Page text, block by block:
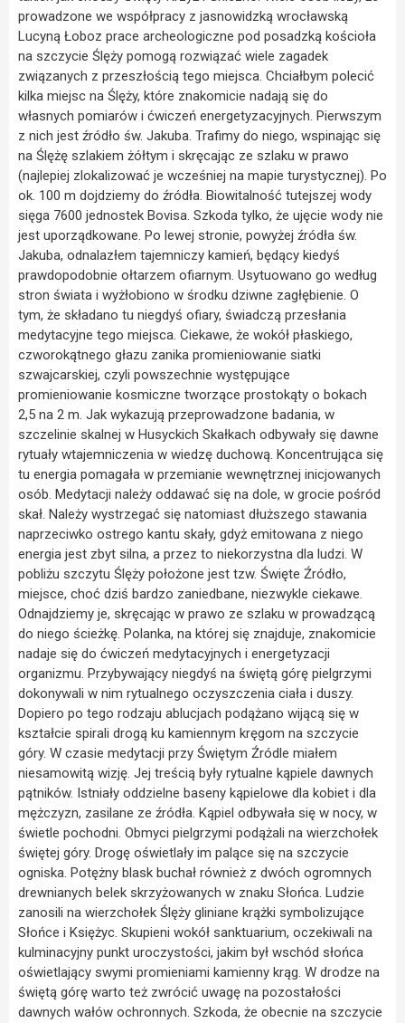
prowadzone we współpracy z jasnowidzką wrocławską
Lucyną Łoboz prace archeologiczne pod posadzką kościoła
na szczycie Ślęży pomogą rozwiązać wiele zagadek
związanych z przeszłością tego miejsca. Chciałbym polecić
kilka miejsc na Ślęży, które znakomicie nadają się do
własnych pomiarów i ćwiczeń energetyzacyjnych. Pierwszym
z nich jest źródło św. Jakuba. Trafimy do niego, wspinając się
na Ślężę szlakiem żółtym i skręcając ze szlaku w prawo
(najlepiej zlokalizować je wcześniej na mapie turystycznej). Po
ok. 100 m dojdziemy do źródła. Biowitalność tutejszej wody
sięga 7600 jednostek Bovisa. Szkoda tylko, że ujęcie wody nie
jest uporządkowane. Po lewej stronie, powyżej źródła św.
Jakuba, odnalazłem tajemniczy kamień, będący kiedyś
prawdopodobnie ołtarzem ofiarnym. Usytuowano go według
stron świata i wyżłobiono w środku dziwne zagłębienie. O
tym, że składano tu niegdyś ofiary, świadczą przesłania
medytacyjne tego miejsca. Ciekawe, że wokół płaskiego,
czworokątnego głazu zanika promieniowanie siatki
szwajcarskiej, czyli powszechnie występujące
promieniowanie kosmiczne tworzące prostokąty o bokach
2,5 na 2 m. Jak wykazują przeprowadzone badania, w
szczelinie skalnej w Husyckich Skałkach odbywały się dawne
rytuały wtajemniczenia w wiedzę duchową. Koncentrująca się
tu energia pomagała w przemianie wewnętrznej inicjowanych
osób. Medytacji należy oddawać się na dole, w grocie pośród
skał. Należy wystrzegać się natomiast dłuższego stawania
naprzeciwko ostrego kantu skały, gdyż emitowana z niego
energia jest zbyt silna, a przez to niekorzystna dla ludzi. W
pobliżu szczytu Ślęży położone jest tzw. Święte Źródło,
miejsce, choć dziś bardzo zaniedbane, niezwykle ciekawe.
Odnajdziemy je, skręcając w prawo ze szlaku w prowadzącą
do niego ścieżkę. Polanka, na której się znajduje, znakomicie
nadaje się do ćwiczeń medytacyjnych i energetyzacji
organizmu. Przybywający niegdyś na świętą górę pielgrzymi
dokonywali w nim rytualnego oczyszczenia ciała i duszy.
Dopiero po tego rodzaju ablucjach podążano wijącą się w
kształcie spirali drogą ku kamiennym kręgom na szczycie
góry. W czasie medytacji przy Świętym Źródle miałem
niesamowitą wizję. Jej treścią były rytualne kąpiele dawnych
pątników. Istniały oddzielne baseny kąpielowe dla kobiet i dla
mężczyzn, zasilane ze źródła. Kąpiel odbywała się w nocy, w
świetle pochodni. Obmyci pielgrzymi podążali na wierzchołek
świętej góry. Drogę oświetlały im palące się na szczycie
ogniska. Potężny blask buchał również z dwóch ogromnych
drewnianych belek skrzyżowanych w znaku Słońca. Ludzie
zanosili na wierzchołek Ślęży gliniane krążki symbolizujące
Słońce i Księżyc. Skupieni wokół sanktuarium, oczekiwali na
kulminacyjny punkt uroczystości, jakim był wschód słońca
oświetlający swymi promieniami kamienny krąg. W drodze na
świętą górę warto też zwrócić uwagę na pozostałości
dawnych wałów ochronnych. Szkoda, że obecnie na szczycie